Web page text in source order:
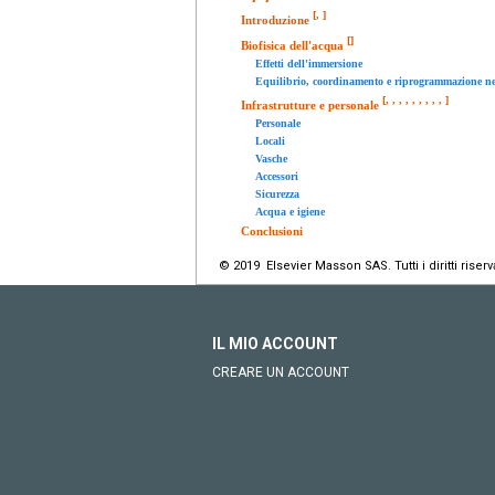
Introduzione [, ]
Biofisica dell'acqua []
Effetti dell'immersione
Equilibrio, coordinamento e riprogrammazione
Infrastrutture e personale [, , , , , , , , , ]
Personale
Locali
Vasche
Accessori
Sicurezza
Acqua e igiene
Conclusioni
© 2019 Elsevier Masson SAS. Tutti i diritti
IL MIO ACCOUNT
CREARE UN ACCOUNT